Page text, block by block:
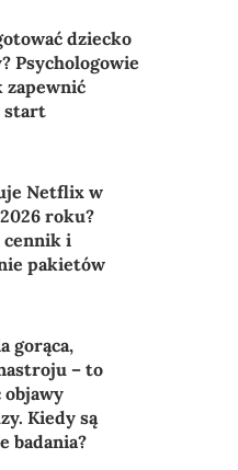
dziecko
Psychologowie
zapewnić
start
Netflix w
roku?
i
pakietów
gorąca,
– to
objawy
Kiedy są
badania?